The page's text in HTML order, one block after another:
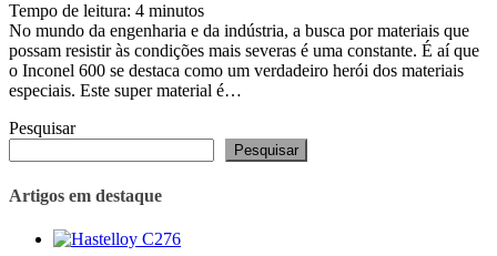
Tempo de leitura: 4 minutos
No mundo da engenharia e da indústria, a busca por materiais que
possam resistir às condições mais severas é uma constante. É aí que
o Inconel 600 se destaca como um verdadeiro herói dos materiais
especiais. Este super material é…
Pesquisar
Pesquisar
Artigos em destaque